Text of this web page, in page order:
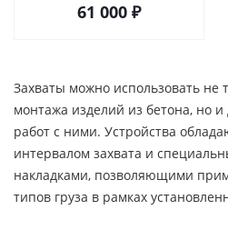
61 000 ₽
Захваты можно использовать не
монтажа изделий из бетона, но
работ с ними. Устройства
интервалом захвата и
накладками, позволяющими
типов груза в рамках